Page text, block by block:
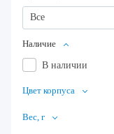
Все
Наличие
В наличии
Цвет корпуса
Вес, г